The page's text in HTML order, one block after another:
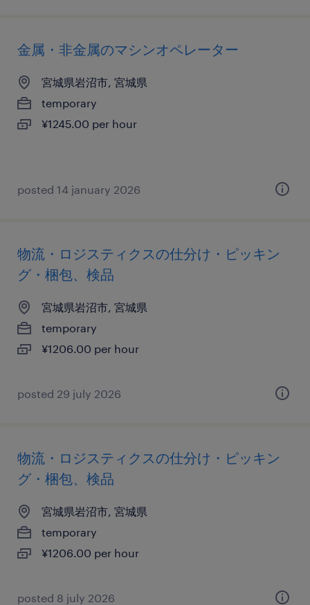
金属・非金属のマシンオペレーター
宮城県岩沼市, 宮城県
temporary
¥1245.00 per hour
posted 14 january 2026
物流・ロジスティクスの仕分け・ピッキン
グ・梱包、検品
宮城県岩沼市, 宮城県
temporary
¥1206.00 per hour
posted 29 july 2026
物流・ロジスティクスの仕分け・ピッキン
グ・梱包、検品
宮城県岩沼市, 宮城県
temporary
¥1206.00 per hour
posted 8 july 2026